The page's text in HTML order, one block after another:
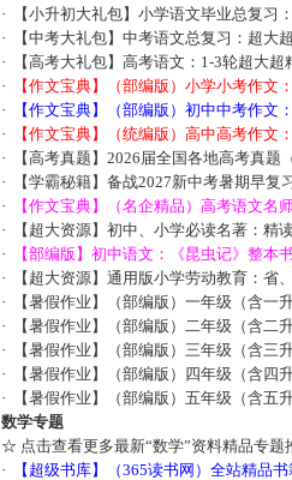
·
【小升初大礼包】小学语文毕业总复习
·
【中考大礼包】中考语文总复习：超大
·
【高考大礼包】高考语文：1-3轮超大
·
【作文宝典】（部编版）小学小考作文
·
【作文宝典】（部编版）初中中考作文
·
【作文宝典】（统编版）高中高考作文
·
【高考真题】2026届全国各地高考真题
·
【学霸秘籍】备战2027新中考暑期早复
·
【作文宝典】（名企精品）高考语文名
·
【超大资源】初中、小学必读名著：精
·
【部编版】初中语文：《昆虫记》整本
·
【超大资源】通用版小学劳动教育：省
·
【暑假作业】（部编版）一年级（含一
·
【暑假作业】（部编版）二年级（含二
·
【暑假作业】（部编版）三年级（含三
·
【暑假作业】（部编版）四年级（含四
·
【暑假作业】（部编版）五年级（含五
数学专题
☆ 点击查看更多最新“数学”资料精品专题
·
【超级书库】（365读书网）全站精品